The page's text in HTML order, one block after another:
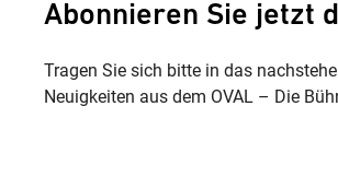
Abonnieren Sie jetzt
Tragen Sie sich bitte in das
Neuigkeiten aus dem OVAL – Die